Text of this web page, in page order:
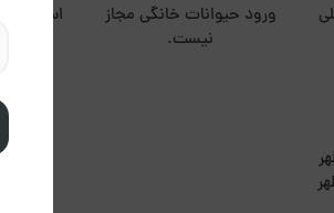
ورود حیوانات خانگی مجاز
نیست.
استعمال
14:00 ظهر